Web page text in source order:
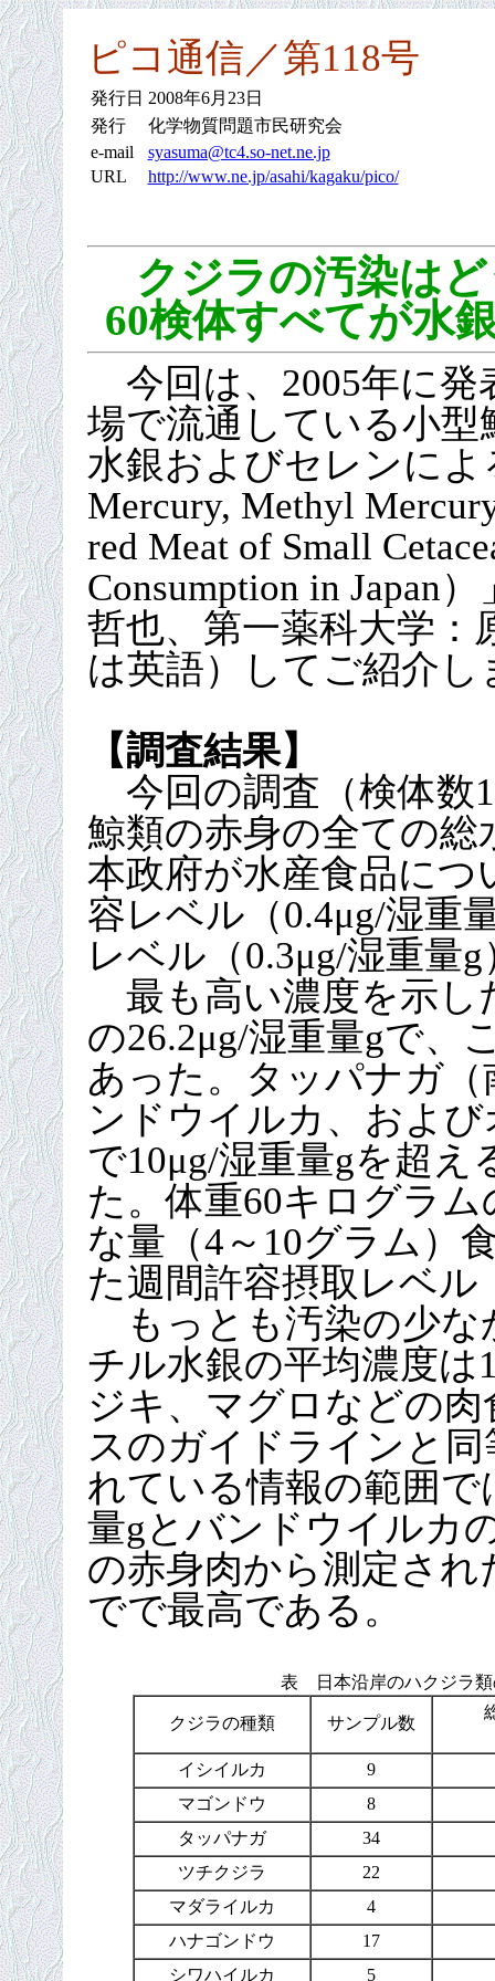
ピコ通信／第118号
発行日 2008年6月23日
発行
化学物質問題市民研究会
e-mail
syasuma@tc4.so-net.ne.jp
URL
http://www.ne.jp/asahi/kagaku/pico/
クジラの汚染は
60検体すべてが水
今回は、2005年に発
場で流通している小
水銀およびセレンによ
Mercury, Methyl
red Meat of Small
Consumption in Japan
哲也、第一薬科大学：
は英語）してご紹介し
【調査結果】
今回の調査（検体数
鯨類の赤身の全ての
本政府が水産食品につ
容レベル（0.4μg/湿重
レベル（0.3μg/湿重量
最も高い濃度を示し
の26.2μg/湿重量gで、
あった。タッパナガ
ンドウイルカ、およ
で10μg/湿重量gを超
た。体重60キログラ
な量（4～10グラム）
た週間許容摂取レベ
もっとも汚染の少な
チル水銀の平均濃度は
ジキ、マグロなどの
スのガイドラインと
れている情報の範囲で
量gとバンドウイルカ
の赤身肉から測定さ
でで最高である。
表 日本沿岸のハクジラ類
クジラの種類 サンプル数
イシイルカ
9
マゴンドウ
8
タッパナガ
34
ツチクジラ
22
マダライルカ
4
ハナゴンドウ
17
シワハイルカ
5